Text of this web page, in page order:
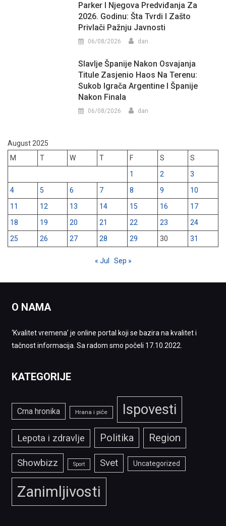
Parker I Njegova Predviđanja Za
2026. Godinu: Šta Tvrdi I Zašto
Privlači Pažnju Javnosti
06/08/2026 dan
Slavlje Španije Nakon Osvajanja
Titule Zasjenio Haos Na Terenu:
Sukob Igrača Argentine I Španije
Nakon Finala
06/08/2026 dan
August 2025
M
T W T F S
S
1
2
3
4
5 6 7 8 9
10
11
12 13 14 15 16
17
18
19 20 21 22 23
24
25
26 27 28 29 30 31
« Jul Sep »
O NAMA
‘Kvalitet vremena’ je online portal koji se bazira na kvalitet i
tačnost informacija. Sa radom smo počeli 17.10.2022.
KATEGORIJE
Crna hronika Hrana i piće Ispovesti
Lepota i zdravlje Politika Region
Showbizz Sport Svet Uncategorized
Zanimljivosti